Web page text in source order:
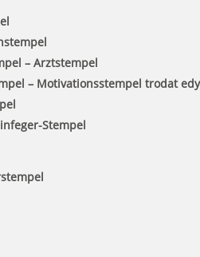
– Arztstempel
– Motivationsstempel trodat
Stempel